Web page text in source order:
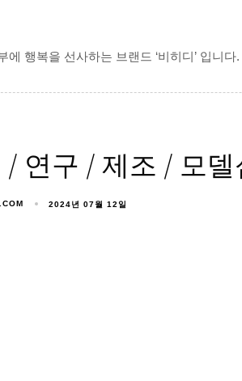
에 행복을 선사하는 브랜드 ‘비히디’ 입니
/ 연구 / 제조 / 모
2024년 07월 12일